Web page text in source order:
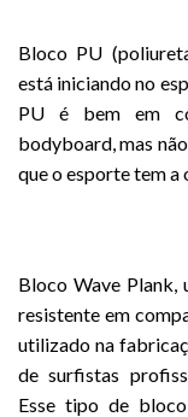
Bloco PU
está iniciando no
PU é bem em
bodyboard, mas
que o esporte tem a
Bloco Wave Plank,
resistente em
utilizado na
de surfistas
Esse tipo de